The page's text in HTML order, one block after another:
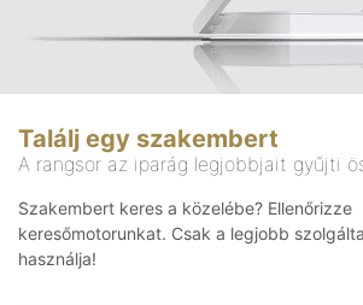
Találj egy szakembert
A rangsor az iparág legjobbjait gyűjti
Szakembert keres a közelébe? Ellenőrizze
keresőmotorunkat. Csak a legjobb
használja!